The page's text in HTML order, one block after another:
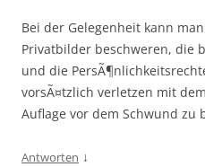
Bei der Gelegenheit kann
Privatbilder beschweren, die
und die
vorsÃ¤tzlich verletzen mit
Auflage vor dem Schwund zu
Antworten ↓